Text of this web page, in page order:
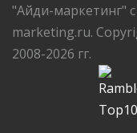
"Айди-маркетинг"
marketing.ru.
2008-2026 гг.